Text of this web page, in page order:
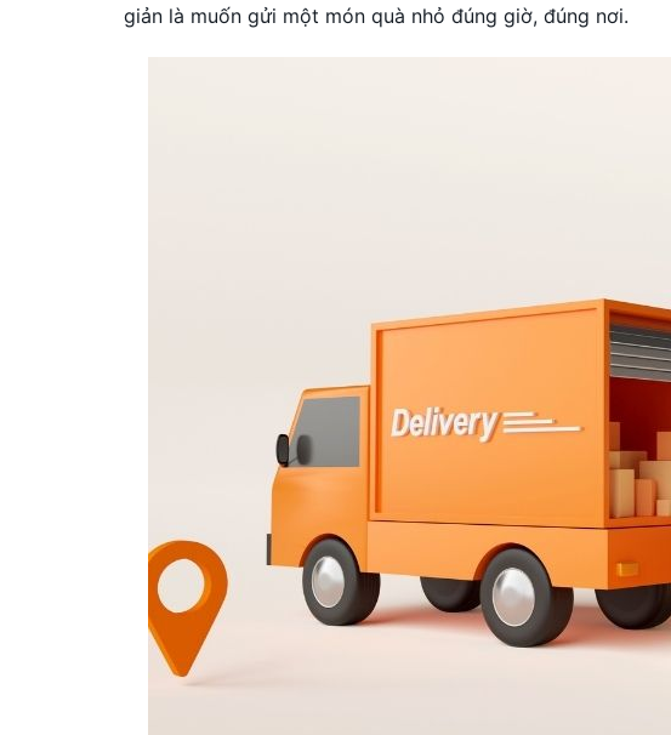
giản là muốn gửi một món quà nhỏ đúng giờ, đúng nơi.